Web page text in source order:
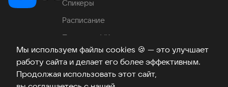
Мы используем файлы cookies 🍪 — это улучшает
работу сайта и делает его более эффективным.
Продолжая использовать этот сайт,
Спикеры
Расписание
Продукты VK
Место проведения
Часто задаваемые вопросы